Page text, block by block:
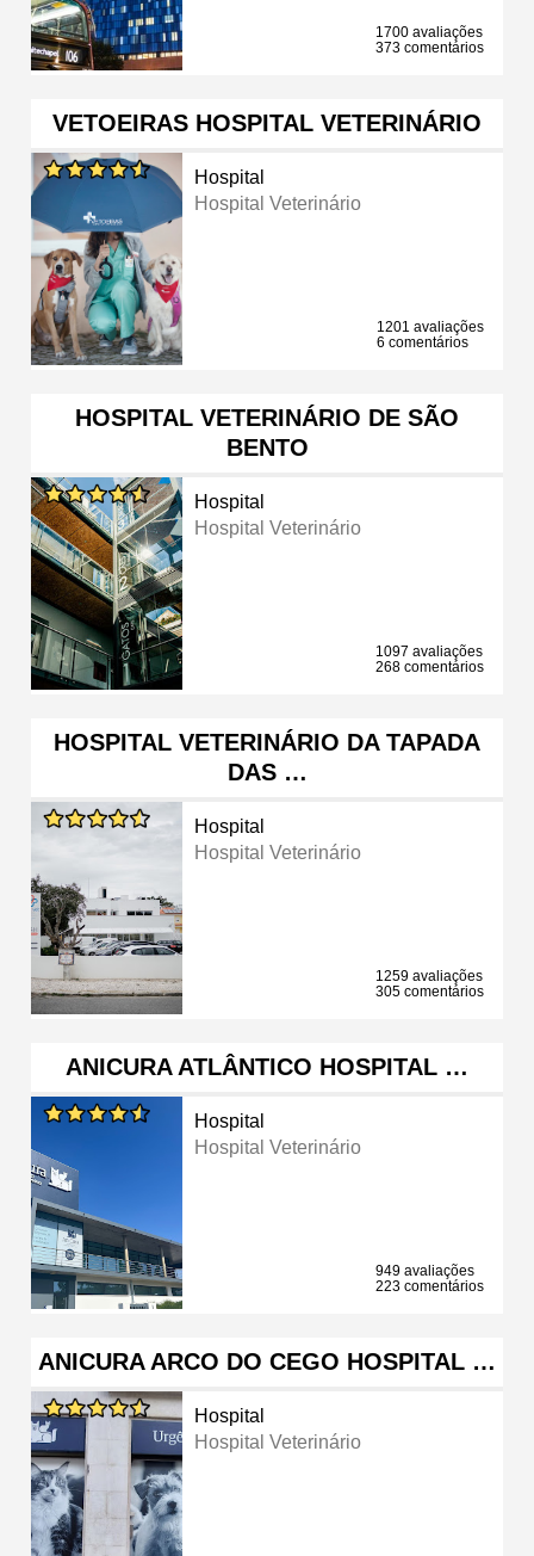
1700 avaliações
373 comentários
VETOEIRAS HOSPITAL VETERINÁRIO
Hospital
Hospital Veterinário
1201 avaliações
6 comentários
HOSPITAL VETERINÁRIO DE SÃO
BENTO
Hospital
Hospital Veterinário
1097 avaliações
268 comentários
HOSPITAL VETERINÁRIO DA TAPADA
DAS …
Hospital
Hospital Veterinário
1259 avaliações
305 comentários
ANICURA ATLÂNTICO HOSPITAL …
Hospital
Hospital Veterinário
949 avaliações
223 comentários
ANICURA ARCO DO CEGO HOSPITAL …
Hospital
Hospital Veterinário